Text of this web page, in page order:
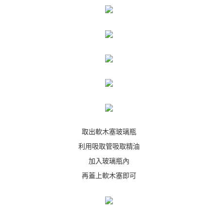
取出軟木塞玻璃瓶
利用吸取管吸取精油
加入玻璃瓶內
再蓋上軟木塞即可